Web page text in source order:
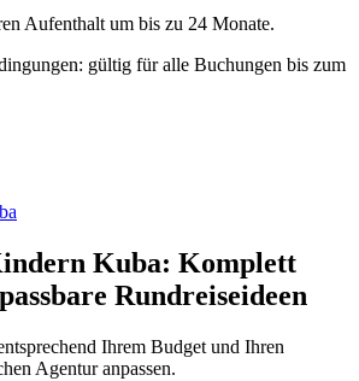
Aufenthalt um bis zu 24 Monate.
gültig für alle Buchungen bis zum
Kuba: Komplett
Rundreiseideen
Ihrem Budget und Ihren
Agentur anpassen.